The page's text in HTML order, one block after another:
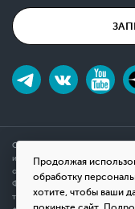
Продолжая
обработку
хотите, чтобы ваши
Обращаем ваше внимание на
информационный характер и
определяемой положениями
Федерации. Для получения
товаров, пожалуйста,